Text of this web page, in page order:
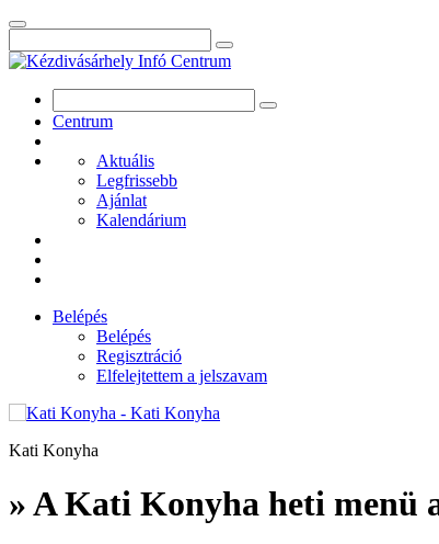
Centrum
Aktuális
Legfrissebb
Ajánlat
Kalendárium
Belépés
Belépés
Regisztráció
Elfelejtettem a jelszavam
Kati Konyha
» A Kati Konyha heti menü